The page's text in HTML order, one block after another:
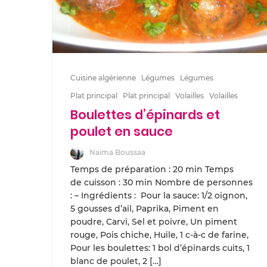
Cuisine algérienne Légumes
Légumes
Plat principal
Plat principal Volailles Volailles
Boulettes d’épinards et
poulet en sauce
Naima Boussaa
Temps de préparation : 20 min Temps
de cuisson : 30 min Nombre de personnes
: – Ingrédients : Pour la sauce: 1/2 oignon,
5 gousses d’ail, Paprika, Piment en
poudre, Carvi, Sel et poivre, Un piment
rouge, Pois chiche, Huile, 1 c-à-c de farine,
Pour les boulettes: 1 bol d’épinards cuits, 1
blanc de poulet, 2 […]